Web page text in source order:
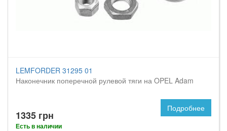
LEMFORDER 31295 01
Наконечник поперечной рулевой тяги на OPEL Adam
1335 грн
Есть в наличии
Подробнее